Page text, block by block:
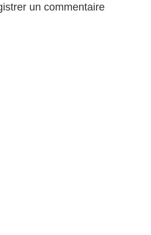
un commentaire